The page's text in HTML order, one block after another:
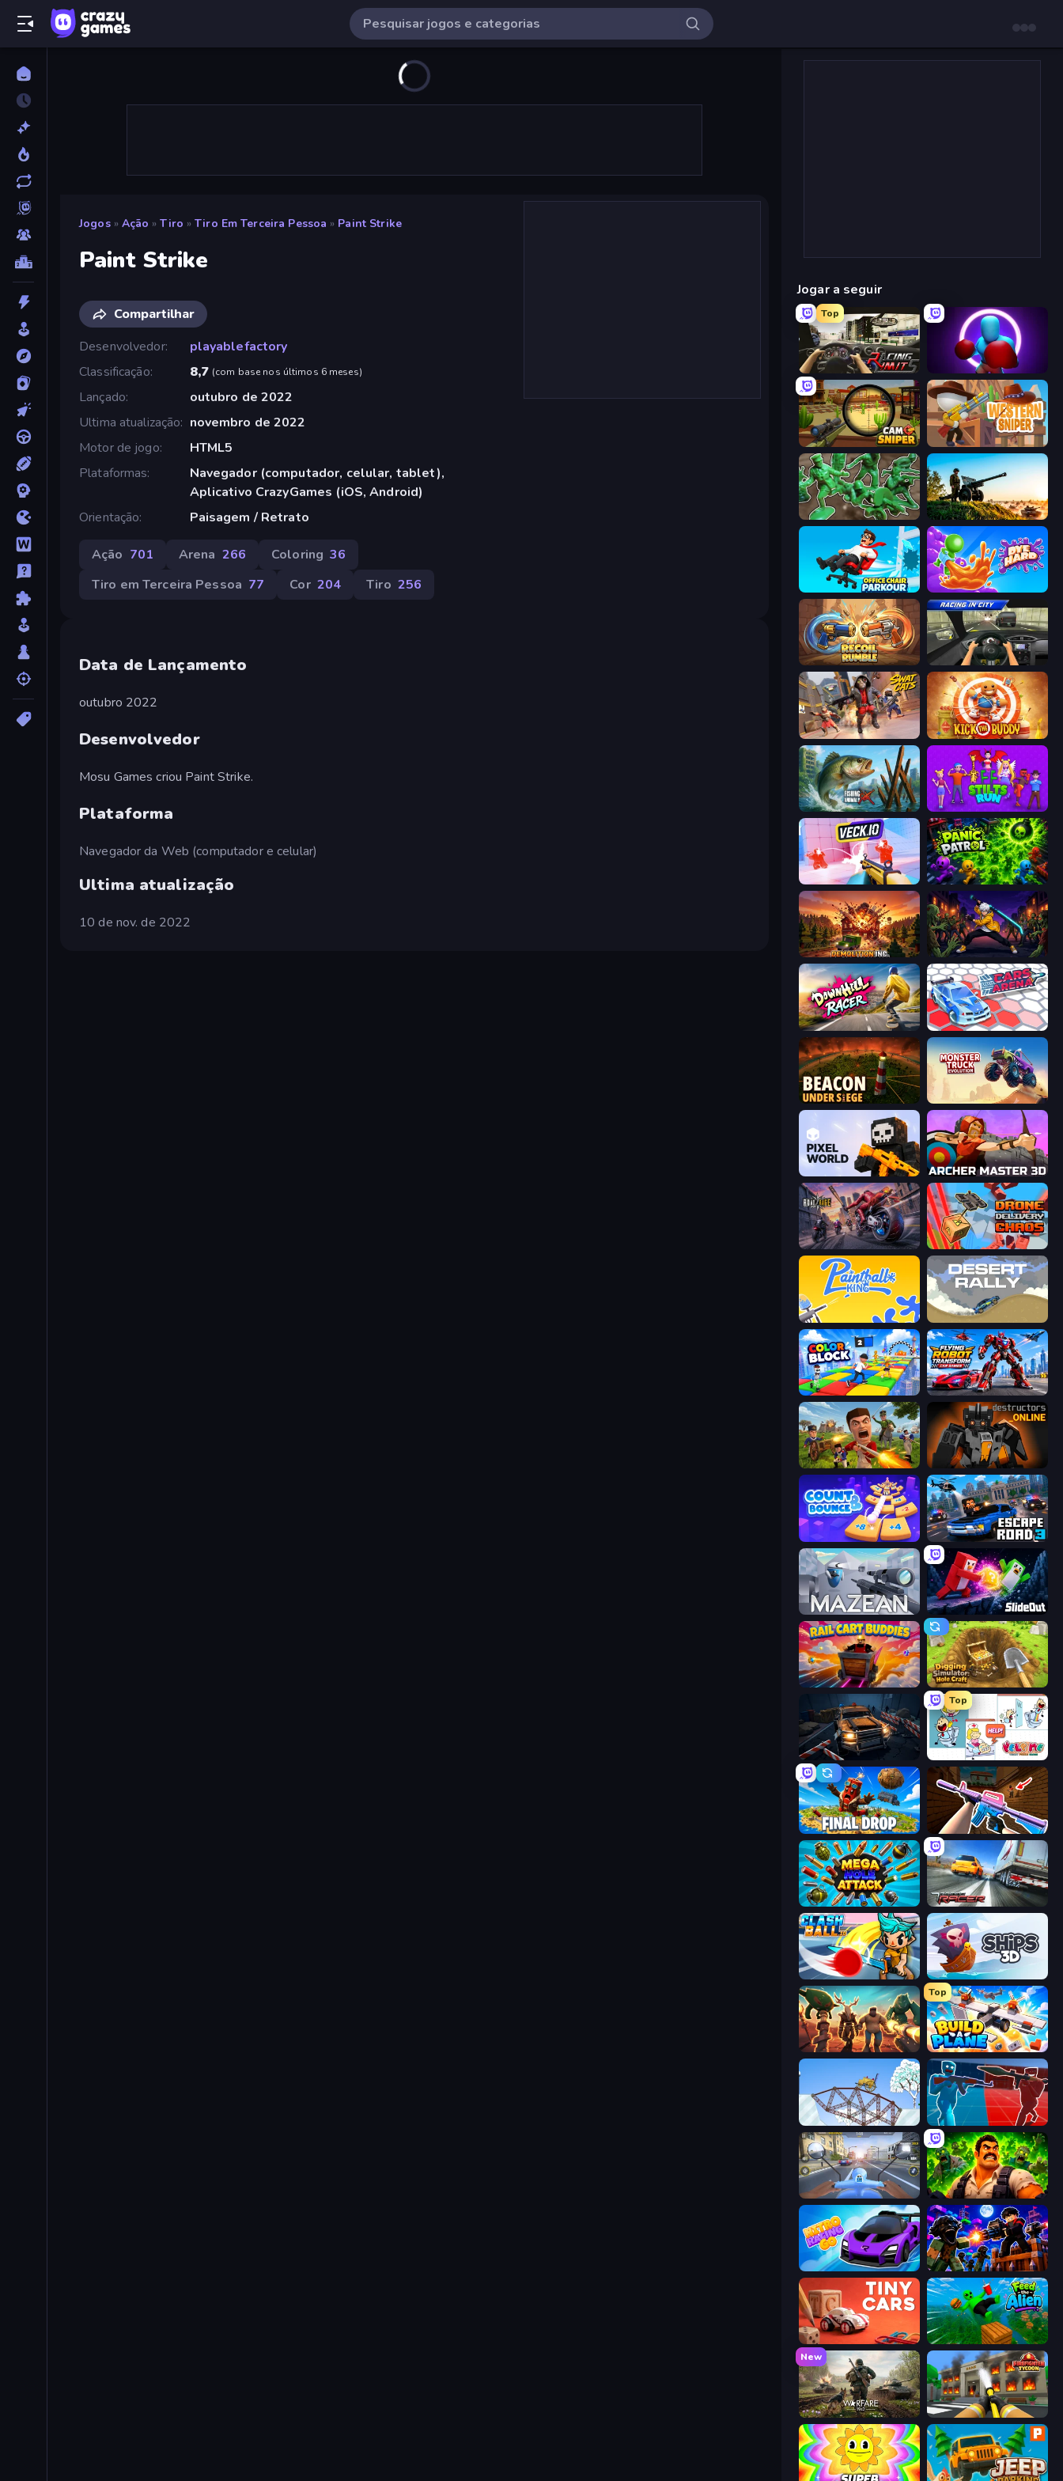
Jogos » Ação » Tiro » Tiro Em Terceira Pessoa » Paint Strike
Paint Strike
Compartilhar
Desenvolvedor
playablefactory
Classificação
8,7 (com base nos últimos 6 meses)
Lançado
outubro de 2022
Ultima atualização
novembro de 2022
Motor de jogo
HTML5
Plataformas
Navegador (computador, celular, tablet),
Aplicativo CrazyGames (iOS, Android)
Orientação
Paisagem / Retrato
Ação 701 Arena 266 Coloring 36
Tiro em Terceira Pessoa 77 Cor 204 Tiro 256
Data de Lançamento
outubro 2022
Desenvolvedor
Mosu Games criou Paint Strike.
Plataforma
Navegador da Web (computador e celular)
Ultima atualização
10 de nov. de 2022
Jogar a seguir
Top
Racing Limits Punch Max
Camo Sniper Western Sniper
Soldiers - Capture and Control! Artillery Vs Tanks
Office Chair Parkour Dye Hard
Recoil Rumble Racing in City
SWAT Cats Kick the Buddy
Fishing Anomaly Stilts Run
Veck.io Panic Patrol
Demolition Inc. Sword Master: Shadow Hunter
Downhill Racer Cars Arena
Beacon Under Siege Monster Truck Evolution
Pixel World Archer Master 3D: Castle Defense
Road Rage Drone Delivery Chaos
Paintball King Desert Rally
Color Block Flying Robot Transform Car Games
Redcoats.io Destructors Online
Count and Bounce Escape Road 3
Mazean Slide Out
Rail Cart Buddies Digging Simulator: Hole Craft
Cars vs Zombies
Top
Help Me: Tricky Puzzle Games
Final Drop KS Z
Mega Hole Attack Traffic Racer
ClashBall.io Ships 3D
Horde Crusher
Top
Build A Plane
Railway Bridge Battle of the Soldiers: Red vs Blue
Moto Racing Club Zombie Lab Escape
Nitro Racing Go Base Obby: Zombie Defense
Tiny Cars Feed the Alien
New
Warfare 1942 Obby: Firefighter Tycoon